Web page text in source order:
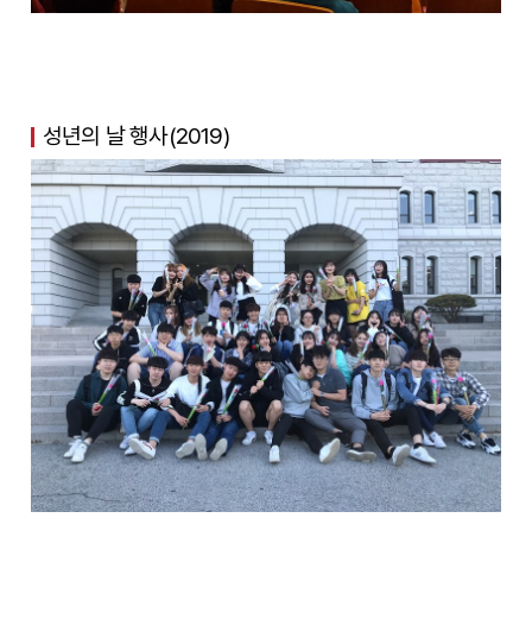
성년의 날 행사(2019)